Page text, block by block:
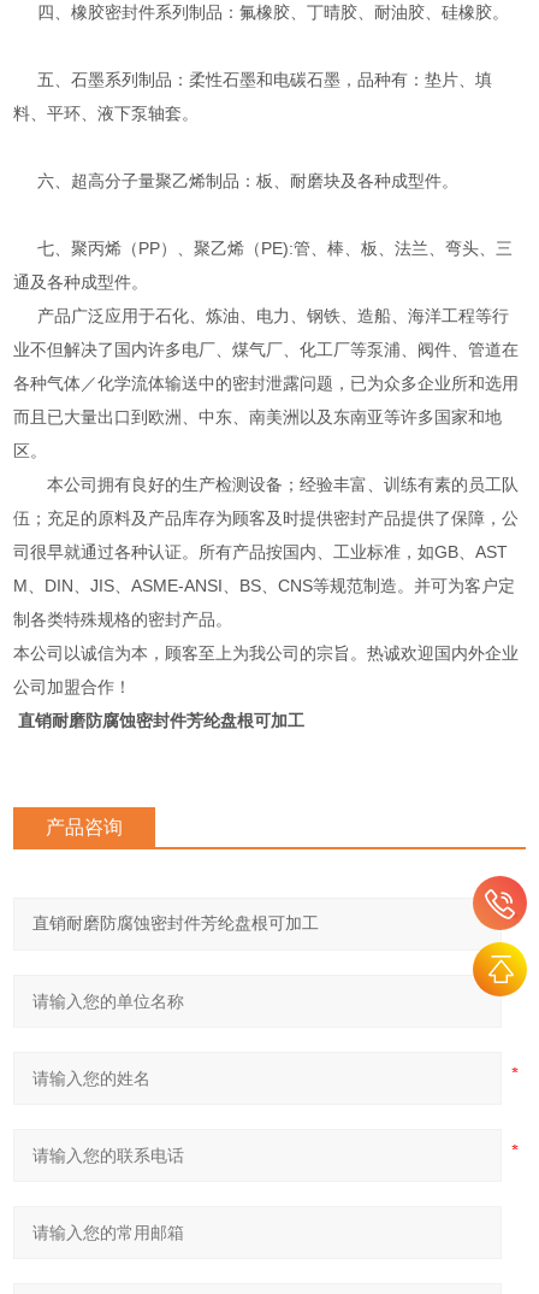
四、橡胶密封件系列制品：氟橡胶、丁晴胶、耐油胶、硅橡胶。
五、石墨系列制品：柔性石墨和电碳石墨，品种有：垫片、填
料、平环、液下泵轴套。
六、超高分子量聚乙烯制品：板、耐磨块及各种成型件。
七、聚丙烯（PP）、聚乙烯（PE):管、棒、板、法兰、弯头、三
通及各种成型件。
产品广泛应用于石化、炼油、电力、钢铁、造船、海洋工程等行
业不但解决了国内许多电厂、煤气厂、化工厂等泵浦、阀件、管道在
各种气体／化学流体输送中的密封泄露问题，已为众多企业所和选用
而且已大量出口到欧洲、中东、南美洲以及东南亚等许多国家和地
区。
本公司拥有良好的生产检测设备；经验丰富、训练有素的员工队
伍；充足的原料及产品库存为顾客及时提供密封产品提供了保障，公
司很早就通过各种认证。所有产品按国内、工业标准，如GB、AST
M、DIN、JIS、ASME-ANSI、BS、CNS等规范制造。并可为客户定
制各类特殊规格的密封产品。
本公司以诚信为本，顾客至上为我公司的宗旨。热诚欢迎国内外企业
公司加盟合作！
直销耐磨防腐蚀密封件芳纶盘根可加工
产品咨询